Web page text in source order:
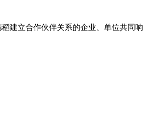
建立合作伙伴关系的企业、单位共同响